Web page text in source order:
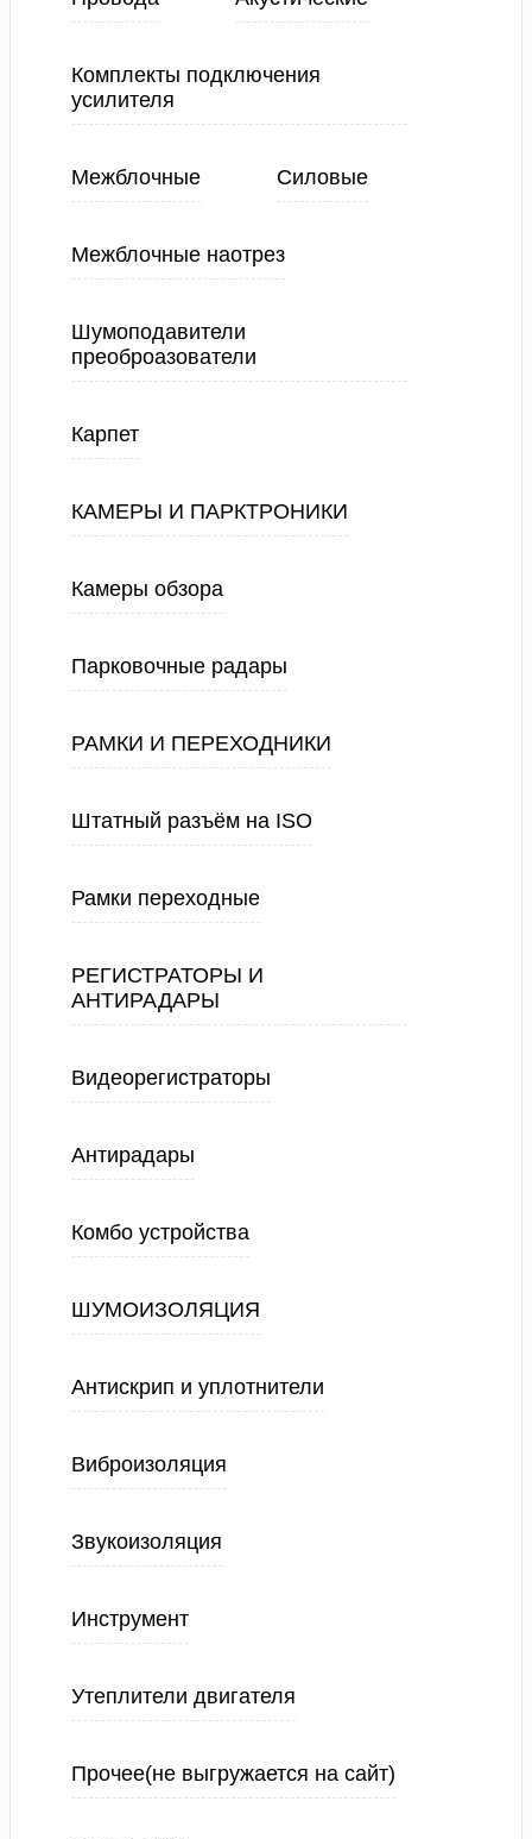
Комплекты подключения
усилителя
Межблочные Силовые
Межблочные наотрез
Шумоподавители
преоброазователи
Карпет
КАМЕРЫ И ПАРКТРОНИКИ
Камеры обзора
Парковочные радары
РАМКИ И ПЕРЕХОДНИКИ
Штатный разъём на ISO
Рамки переходные
РЕГИСТРАТОРЫ И
АНТИРАДАРЫ
Видеорегистраторы
Антирадары
Комбо устройства
ШУМОИЗОЛЯЦИЯ
Антискрип и уплотнители
Виброизоляция
Звукоизоляция
Инструмент
Утеплители двигателя
Прочее(не выгружается на сайт)